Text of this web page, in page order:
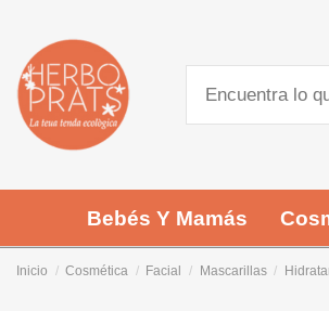
Bebés Y Mamás
Inicio Cosmética Facial Mascarillas